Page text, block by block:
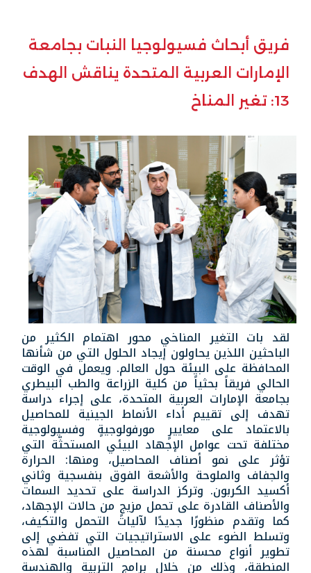
فريق أبحاث فسيولوجيا النبات بجامعة
الإمارات العربية المتحدة يناقش الهدف
13: تغير المناخ
لقد بات التغير المناخي محور اهتمام الكثير من
الباحثين اللذين يحاولون إيجاد الحلول التي من شأنها
المحافظة على البيئة حول العالم. ويعمل في الوقت
الحالي فريقاً بحثياً من كلية الزراعة والطب البيطري
بجامعة الإمارات العربية المتحدة، على إجراء دراسة
تهدف إلى تقييم أداء الأنماط الجينية للمحاصيل
بالاعتماد على معاييرٍ مورفولوجيةٍ وفسيولوجية
مختلفة تحت عوامل الإجهاد البيئي المستحثّة التي
تؤثر على نمو أصناف المحاصيل، ومنها: الحرارة
والجفاف والملوحة والأشعة الفوق بنفسجية وثاني
أكسيد الكربون. وتركز الدراسة على تحديد السمات
والأصناف القادرة على تحمل مزيجٍ من حالات الإجهاد،
كما وتقدم منظورًا جديدًا لآليات التحمل والتكيف،
وتسلط الضوء على الاستراتيجيات التي تفضي إلى
تطوير أنواع محسنة من المحاصيل المناسبة لهذه
المنطقة، وذلك من خلال برامج التربية والهندسة